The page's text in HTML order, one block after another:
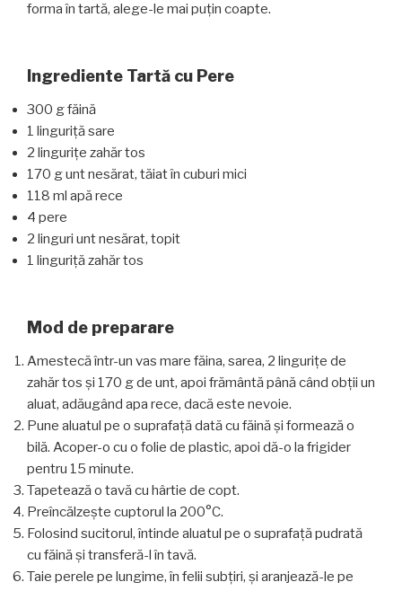
forma în tartă, alege-le mai puțin coapte.
Ingrediente Tartă cu Pere
300 g făină
1 linguriță sare
2 lingurițe zahăr tos
170 g unt nesărat, tăiat în cuburi mici
118 ml apă rece
4 pere
2 linguri unt nesărat, topit
1 linguriță zahăr tos
Mod de preparare
Amestecă într-un vas mare făina, sarea, 2 lingurițe de
zahăr tos și 170 g de unt, apoi frământă până când obții un
aluat, adăugând apa rece, dacă este nevoie.
Pune aluatul pe o suprafață dată cu făină și formează o
bilă. Acoper-o cu o folie de plastic, apoi dă-o la frigider
pentru 15 minute.
Tapetează o tavă cu hârtie de copt.
Preîncălzește cuptorul la 200°C.
Folosind sucitorul, întinde aluatul pe o suprafață pudrată
cu făină și transferă-l în tavă.
Taie perele pe lungime, în felii subțiri, și aranjează-le pe